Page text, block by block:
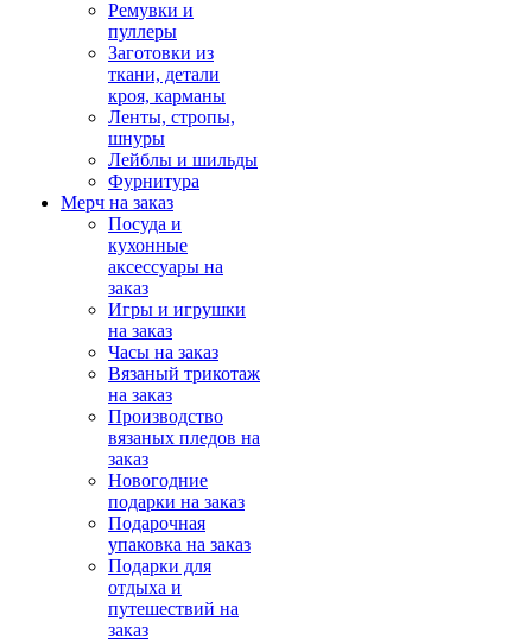
Ремувки и
пуллеры
Заготовки из
ткани, детали
кроя, карманы
Ленты, стропы,
шнуры
Лейблы и шильды
Фурнитура
Мерч на заказ
Посуда и
кухонные
аксессуары на
заказ
Игры и игрушки
на заказ
Часы на заказ
Вязаный трикотаж
на заказ
Производство
вязаных пледов на
заказ
Новогодние
подарки на заказ
Подарочная
упаковка на заказ
Подарки для
отдыха и
путешествий на
заказ